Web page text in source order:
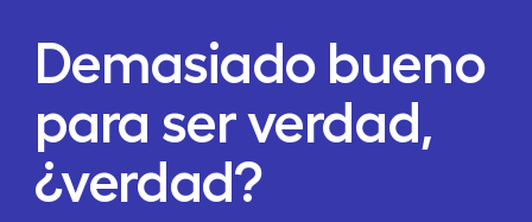
Demasiado bueno
para ser verdad,
¿verdad?